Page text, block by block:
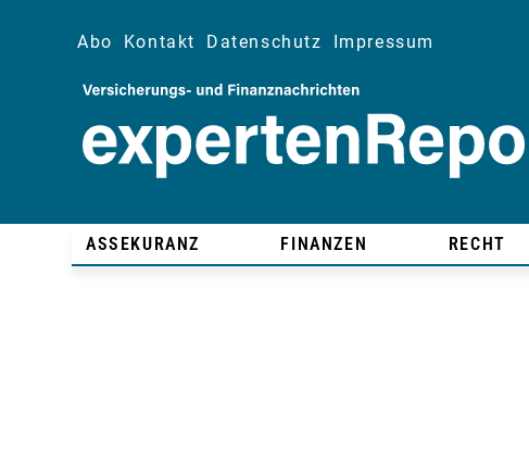
Abo Kontakt Datenschutz Impressum
ASSEKURANZ FINANZEN RECHT